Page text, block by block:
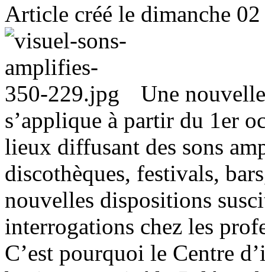
Article créé le dimanche
Une
s’applique à partir du 1er
lieux diffusant des sons
discothèques, festivals,
nouvelles dispositions
interrogations chez les
C’est pourquoi le Centre